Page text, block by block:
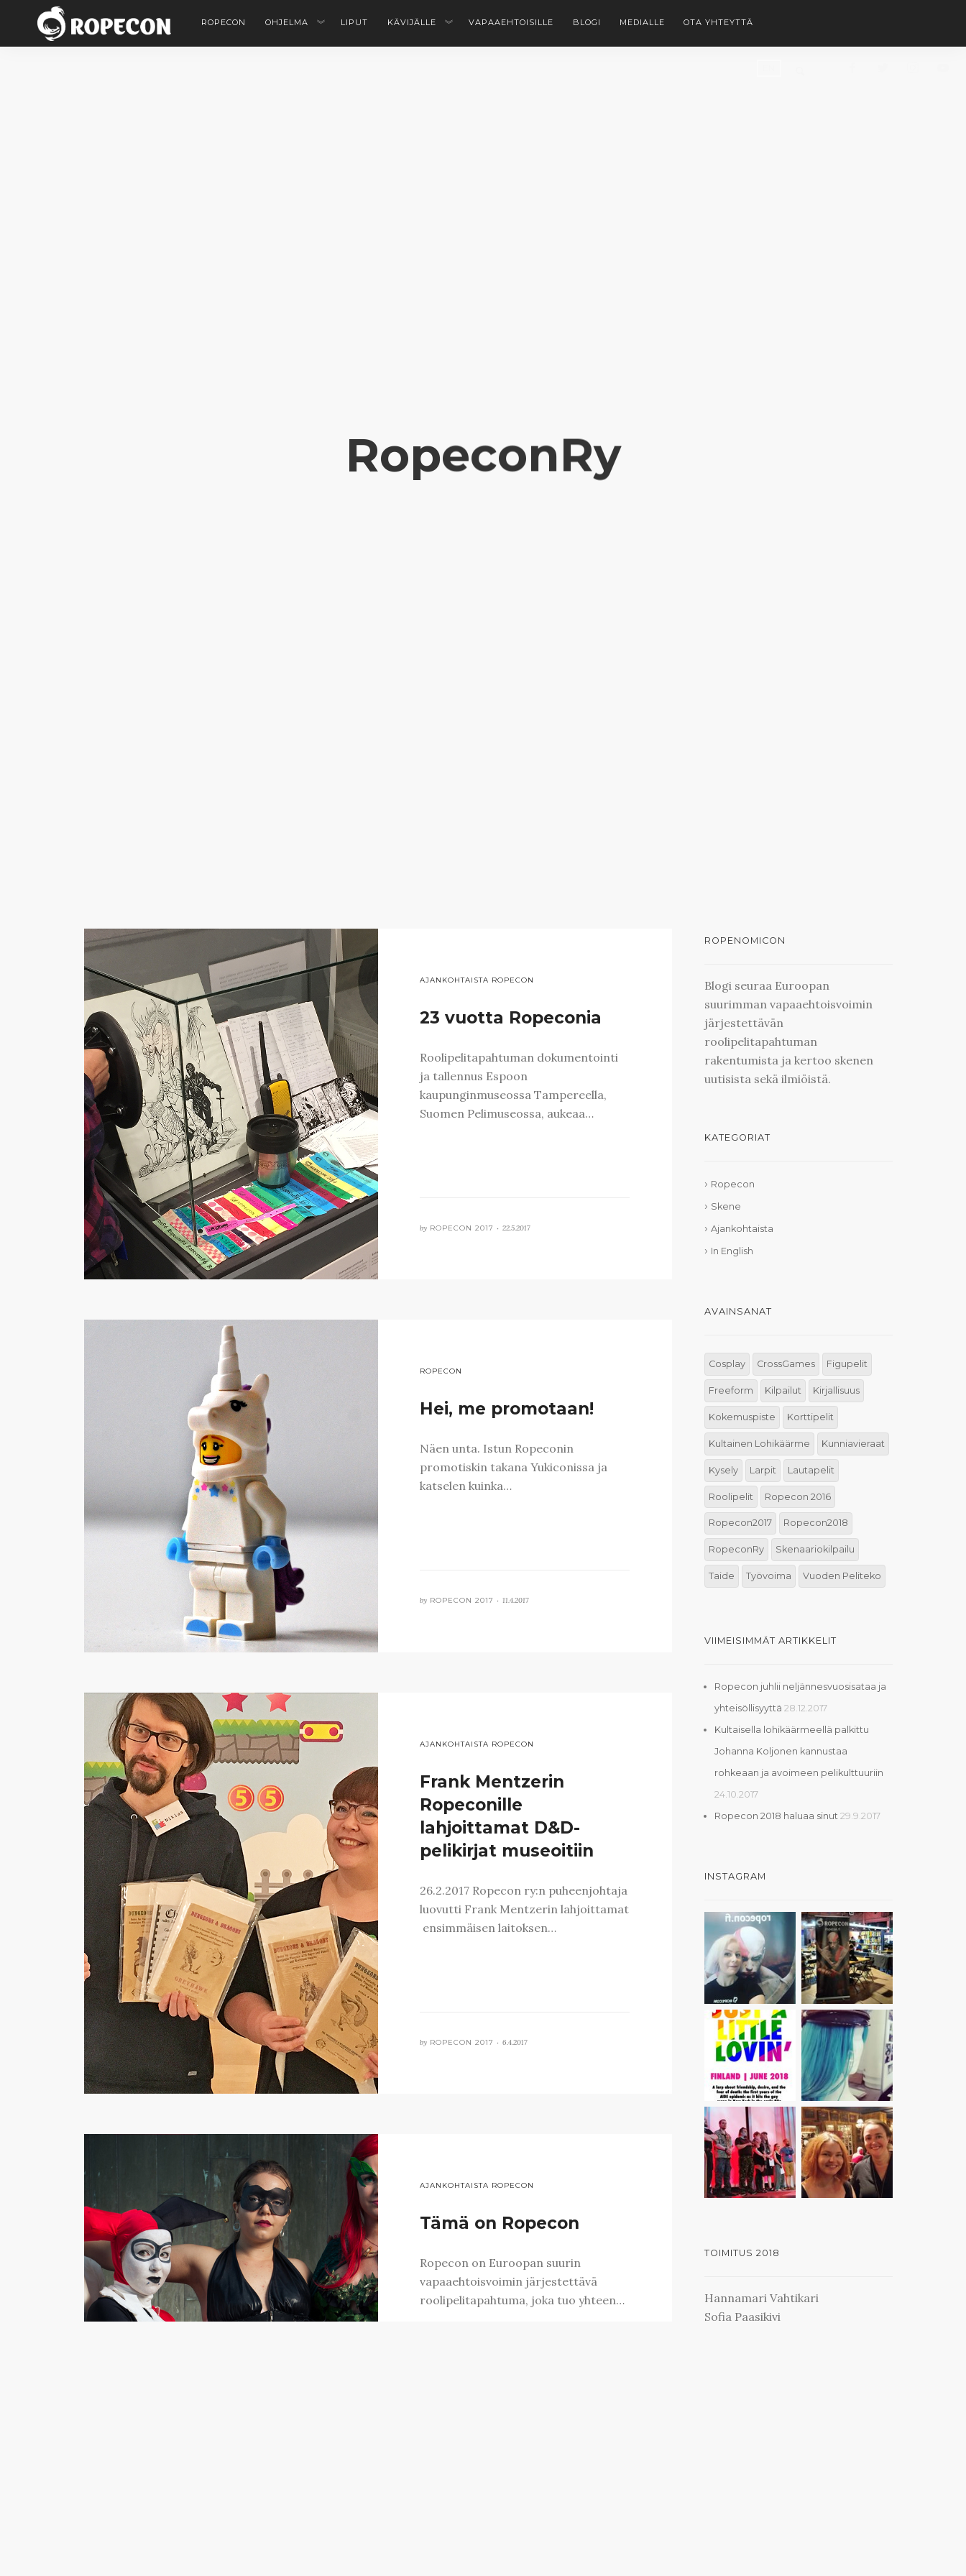
ROPECON OHJELMA LIPUT KÄVIJÄLLE VAPAAEHTOISILLE BLOGI MEDIALLE OTA YHTEYTTÄ
RopeconRy
AJANKOHTAISTA ROPECON
23 vuotta Ropeconia
Roolipelitapahtuman dokumentointi
ja tallennus Espoon
kaupunginmuseossa Tampereella,
Suomen Pelimuseossa, aukeaa…
by ROPECON 2017 •22.5.2017
ROPECON
Hei, me promotaan!
Näen unta. Istun Ropeconin
promotiskin takana Yukiconissa ja
katselen kuinka…
by ROPECON 2017 •11.4.2017
AJANKOHTAISTA ROPECON
Frank Mentzerin
Ropeconille
lahjoittamat D&D-
pelikirjat museoitiin
26.2.2017 Ropecon ry:n puheenjohtaja
luovutti Frank Mentzerin lahjoittamat
ensimmäisen laitoksen…
by ROPECON 2017 •6.4.2017
AJANKOHTAISTA ROPECON
Tämä on Ropecon
Ropecon on Euroopan suurin
vapaaehtoisvoimin järjestettävä
roolipelitapahtuma, joka tuo yhteen…
ROPENOMICON
Blogi seuraa Euroopan
suurimman vapaaehtoisvoimin
järjestettävän
roolipelitapahtuman
rakentumista ja kertoo skenen
uutisista sekä ilmiöistä.
KATEGORIAT
Ropecon
Skene
Ajankohtaista
In English
AVAINSANAT
Cosplay CrossGames Figupelit
Freeform Kilpailut Kirjallisuus
Kokemuspiste Korttipelit
Kultainen Lohikäärme Kunniavieraat
Kysely Larpit Lautapelit
Roolipelit Ropecon 2016
Ropecon2017 Ropecon2018
RopeconRy Skenaariokilpailu
Taide Työvoima Vuoden Peliteko
VIIMEISIMMÄT ARTIKKELIT
Ropecon juhlii neljännesvuosisataa ja
yhteisöllisyyttä 28.12.2017
Kultaisella lohikäärmeellä palkittu
Johanna Koljonen kannustaa
rohkeaan ja avoimeen pelikulttuuriin
24.10.2017
Ropecon 2018 haluaa sinut 29.9.2017
INSTAGRAM
TOIMITUS 2018
Hannamari Vahtikari
Sofia Paasikivi